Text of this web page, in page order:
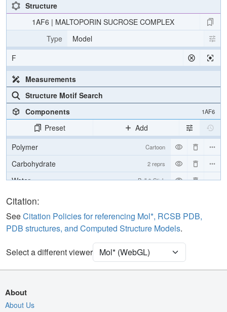
Structure
1AF6 | MALTOPORIN SUCROSE COMPLEX
Type
Model
F
Measurements
Structure Motif Search
Components
1AF6
Preset
Add
Polymer
Cartoon
Carbohydrate 2 reprs
Water Ball & Stick
Ion
[Focus] Target Ball & Stick
[Focus] Surroundings (5 Å) 2 reprs
Unit Cell C 2 2 21
Density
Assembly Symmetry
Citation:
SeeCitation Policies for referencing Mol*, RCSB PDB,
PDB structures, and Computed Structure Models.
Select a different viewer
About
About Us